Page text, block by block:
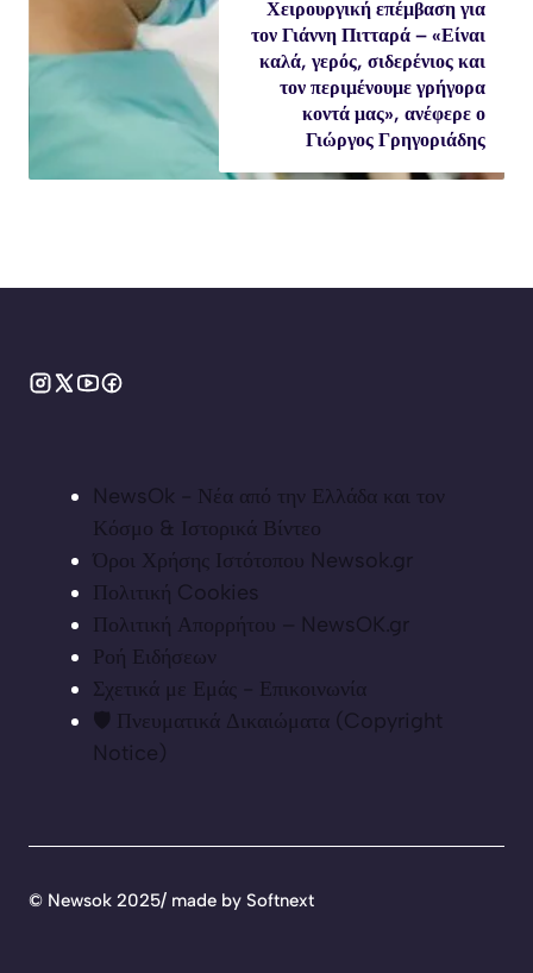
Χειρουργική επέμβαση για
τον Γιάννη Πιτταρά – «Είναι
καλά, γερός, σιδερένιος και
τον περιμένουμε γρήγορα
κοντά μας», ανέφερε ο
Γιώργος Γρηγοριάδης
NewsOk - Νέα από την Ελλάδα και τον
Κόσμο & Ιστορικά Βίντεο
Όροι Χρήσης Ιστότοπου Newsok.gr
Πολιτική Cookies
Πολιτική Απορρήτου – NewsOK.gr
Ροή Ειδήσεων
Σχετικά με Εμάς - Επικοινωνία
🛡️ Πνευματικά Δικαιώματα (Copyright
Notice)
© Newsok 2025/ made by Softnext